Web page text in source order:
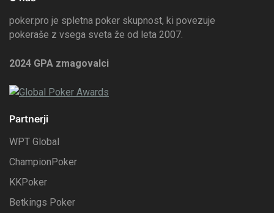
poker.pro je spletna poker skupnost, ki povezuje
pokeraše z vsega sveta že od leta 2007.
2024 GPA zmagovalci
Partnerji
WPT Global
ChampionPoker
KKPoker
Betkings Poker